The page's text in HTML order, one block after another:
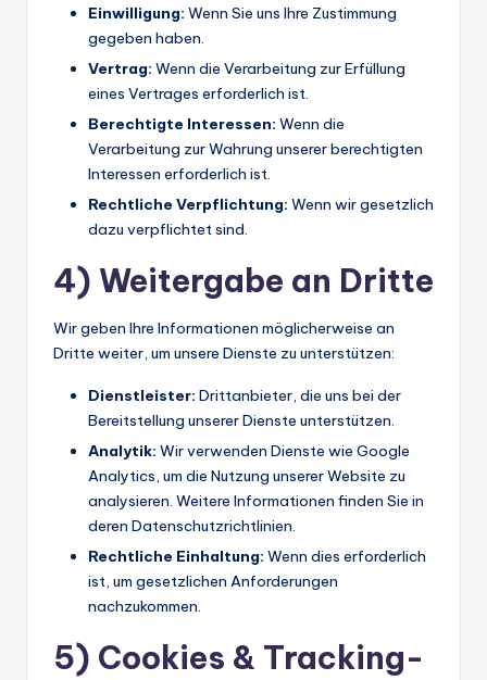
Einwilligung: Wenn Sie uns Ihre Zustimmung
gegeben haben.
Vertrag: Wenn die Verarbeitung zur Erfüllung
eines Vertrages erforderlich ist.
Berechtigte Interessen: Wenn die
Verarbeitung zur Wahrung unserer berechtigten
Interessen erforderlich ist.
Rechtliche Verpflichtung: Wenn wir gesetzlich
dazu verpflichtet sind.
4) Weitergabe an Dritte
Wir geben Ihre Informationen möglicherweise an
Dritte weiter, um unsere Dienste zu unterstützen:
Dienstleister: Drittanbieter, die uns bei der
Bereitstellung unserer Dienste unterstützen.
Analytik: Wir verwenden Dienste wie Google
Analytics, um die Nutzung unserer Website zu
analysieren. Weitere Informationen finden Sie in
deren Datenschutzrichtlinien.
Rechtliche Einhaltung: Wenn dies erforderlich
ist, um gesetzlichen Anforderungen
nachzukommen.
5) Cookies & Tracking-